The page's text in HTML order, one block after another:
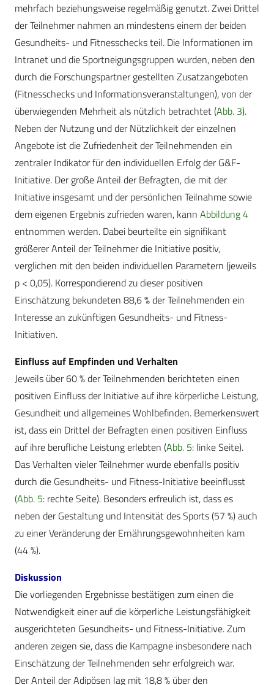
mehrfach beziehungsweise regelmäßig genutzt. Zwei Drittel
der Teilnehmer nahmen an mindestens einem der beiden
Gesundheits- und Fitnesschecks teil. Die Informationen im
Intranet und die Sportneigungsgruppen wurden, neben den
durch die Forschungspartner gestellten Zusatzangeboten
(Fitnesschecks und Informationsveranstaltungen), von der
überwiegenden Mehrheit als nützlich betrachtet (Abb. 3).
Neben der Nutzung und der Nützlichkeit der einzelnen
Angebote ist die Zufriedenheit der Teilnehmenden ein
zentraler Indikator für den individuellen Erfolg der G&F-
Initiative. Der große Anteil der Befragten, die mit der
Initiative insgesamt und der persönlichen Teilnahme sowie
dem eigenen Ergebnis zufrieden waren, kann Abbildung 4
entnommen werden. Dabei beurteilte ein signifikant
größerer Anteil der Teilnehmer die Initiative positiv,
verglichen mit den beiden individuellen Parametern (jeweils
p < 0,05). Korrespondierend zu dieser positiven
Einschätzung bekundeten 88,6 % der Teilnehmenden ein
Interesse an zukünftigen Gesundheits- und Fitness-
Initiativen.
Einfluss auf Empfinden und Verhalten
Jeweils über 60 % der Teilnehmenden berichteten einen
positiven Einfluss der Initiative auf ihre körperliche Leistung,
Gesundheit und allgemeines Wohlbefinden. Bemerkenswert
ist, dass ein Drittel der Befragten einen positiven Einfluss
auf ihre berufliche Leistung erlebten (Abb. 5: linke Seite).
Das Verhalten vieler Teilnehmer wurde ebenfalls positiv
durch die Gesundheits- und Fitness-Initiative beeinflusst
(Abb. 5: rechte Seite). Besonders erfreulich ist, dass es
neben der Gestaltung und Intensität des Sports (57 %) auch
zu einer Veränderung der Ernährungsgewohnheiten kam
(44 %).
Diskussion
Die vorliegenden Ergebnisse bestätigen zum einen die
Notwendigkeit einer auf die körperliche Leistungsfähigkeit
ausgerichteten Gesundheits- und Fitness-Initiative. Zum
anderen zeigen sie, dass die Kampagne insbesondere nach
Einschätzung der Teilnehmenden sehr erfolgreich war.
Der Anteil der Adipösen lag mit 18,8 % über den